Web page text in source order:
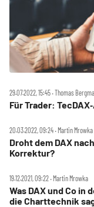
29.07.2022, 15:45 ‧ Thomas
Für Trader:
20.03.2022, 09:24 ‧ Martin Mrowka
Droht dem DAX
Korrektur?
19.12.2021, 09:22 ‧ Martin Mrowka
Was DAX und Co in
die Charttechnik